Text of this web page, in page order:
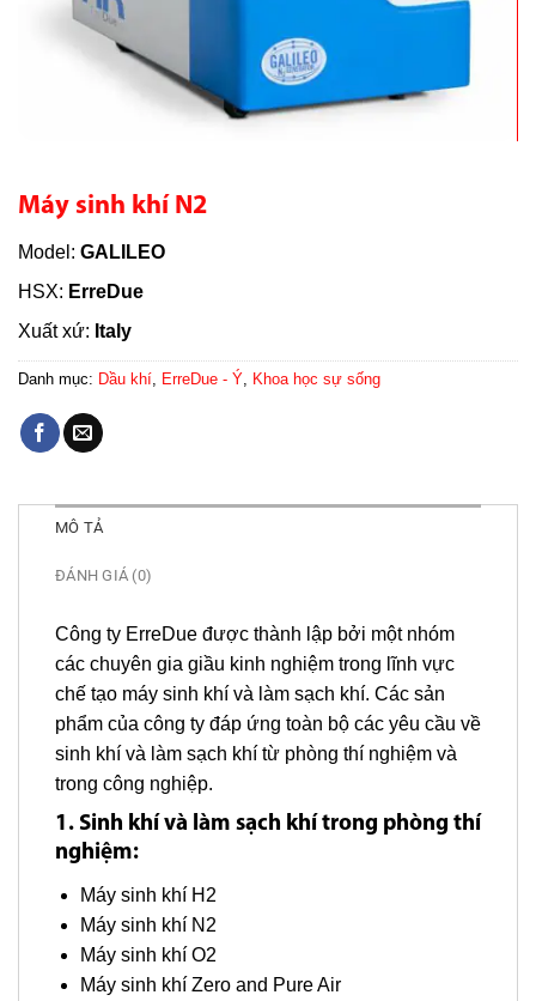
Máy sinh khí N2
Model: GALILEO
HSX: ErreDue
Xuất xứ: Italy
Danh mục: Dầu khí ErreDue - Ý Khoa học sự sống
MÔ TẢ
ĐÁNH GIÁ (0)
Công ty ErreDue được thành lập bởi một nhóm
các chuyên gia giầu kinh nghiệm trong lĩnh vực
chế tạo máy sinh khí và làm sạch khí. Các sản
phẩm của công ty đáp ứng toàn bộ các yêu cầu về
sinh khí và làm sạch khí từ phòng thí nghiệm và
trong công nghiệp.
1. Sinh khí và làm sạch khí trong phòng thí
nghiệm:
Máy sinh khí H2
Máy sinh khí N2
Máy sinh khí O2
Máy sinh khí Zero and Pure Air